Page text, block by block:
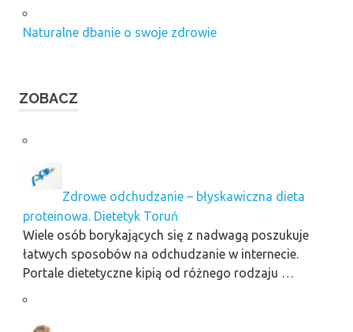
Naturalne dbanie o swoje zdrowie
ZOBACZ
Zdrowe odchudzanie – błyskawiczna dieta
proteinowa. Dietetyk Toruń
Wiele osób borykających się z nadwagą poszukuje
łatwych sposobów na odchudzanie w internecie.
Portale dietetyczne kipią od różnego rodzaju …